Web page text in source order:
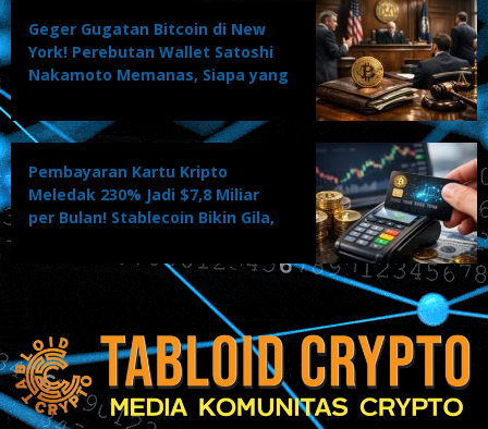
Geger Gugatan Bitcoin di New
York! Perebutan Wallet Satoshi
Nakamoto Memanas, Siapa yang
Pembayaran Kartu Kripto
Meledak 230% Jadi $7,8 Miliar
per Bulan! Stablecoin Bikin Gila,